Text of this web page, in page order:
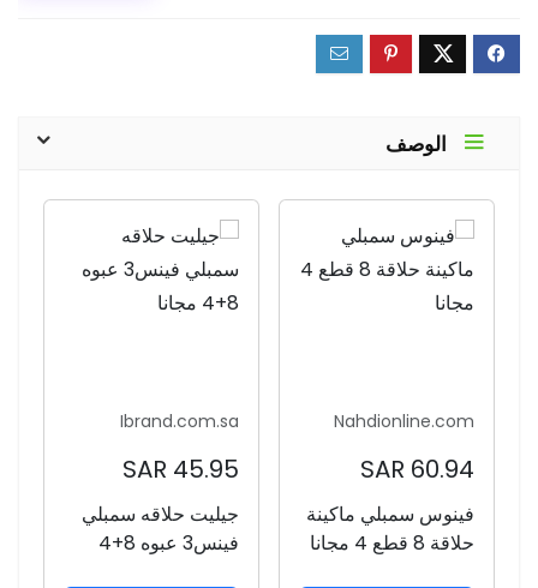
الوصف
Nahdionline.com
60.94 SAR
فينوس سمبلي ماكينة
حلاقة 8 قطع 4 مجانا
Ibrand.com.sa
45.95 SAR
جيليت حلاقه سمبلي
فينس3 عبوه 8+4